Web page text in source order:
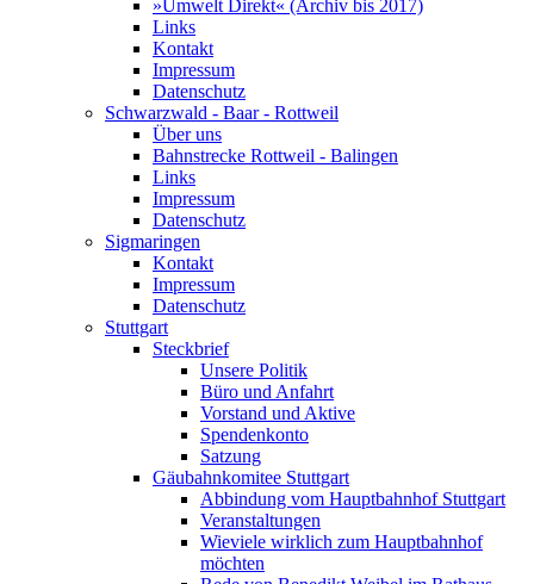
»Umwelt Direkt« (Archiv bis 2017)
Links
Kontakt
Impressum
Datenschutz
Schwarzwald - Baar - Rottweil
Über uns
Bahnstrecke Rottweil - Balingen
Links
Impressum
Datenschutz
Sigmaringen
Kontakt
Impressum
Datenschutz
Stuttgart
Steckbrief
Unsere Politik
Büro und Anfahrt
Vorstand und Aktive
Spendenkonto
Satzung
Gäubahnkomitee Stuttgart
Abbindung vom Hauptbahnhof Stuttgart
Veranstaltungen
Wieviele wirklich zum Hauptbahnhof
möchten